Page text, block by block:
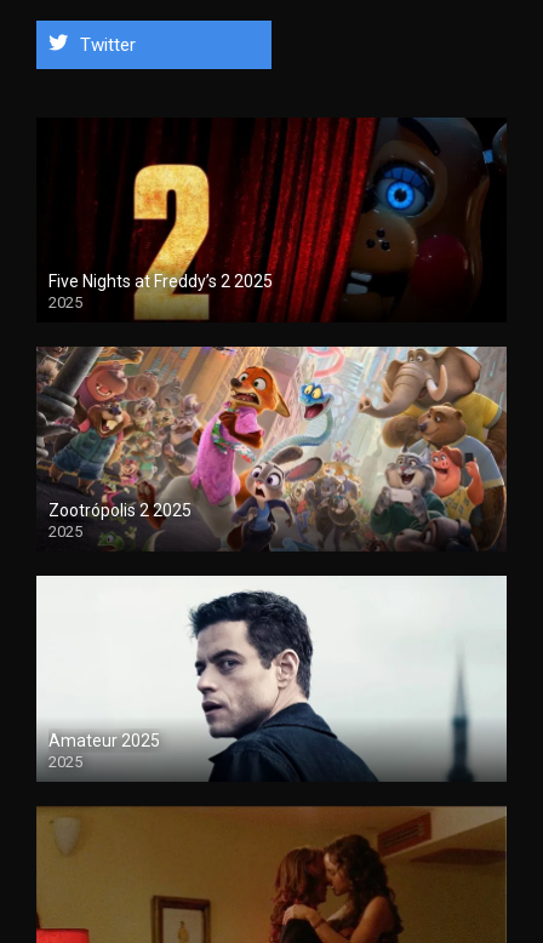
Twitter
Five Nights at Freddy’s 2 2025
2025
1080P
Zootrópolis 2 2025
2025
1080P
Amateur 2025
2025
HDCAM